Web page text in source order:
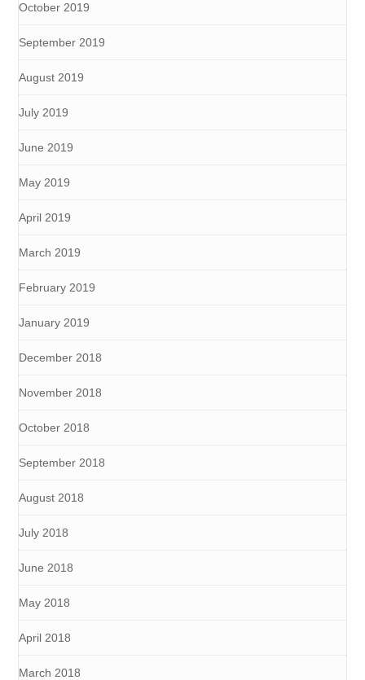
October 2019
September 2019
August 2019
July 2019
June 2019
May 2019
April 2019
March 2019
February 2019
January 2019
December 2018
November 2018
October 2018
September 2018
August 2018
July 2018
June 2018
May 2018
April 2018
March 2018